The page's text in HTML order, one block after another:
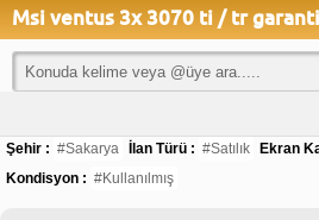
Msi ventus 3x 3070 ti / tr
Şehir : #Sakarya İlan Türü : #Satılık Ekran
Kondisyon : #Kullanılmış